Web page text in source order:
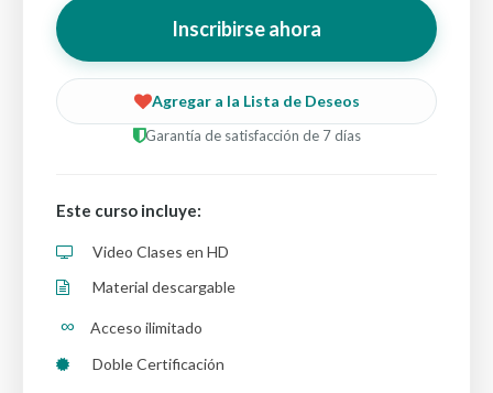
Inscribirse ahora
Agregar a la Lista de Deseos
Garantía de satisfacción de 7 días
Este curso incluye:
Video Clases en HD
Material descargable
∞
Acceso ilimitado
Doble Certificación